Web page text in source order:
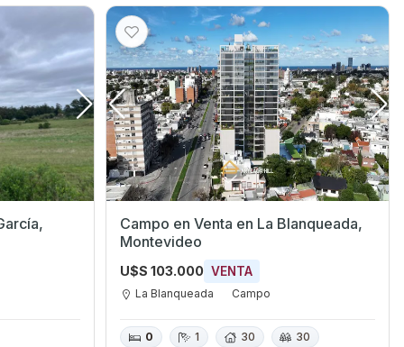
Campo en Venta en La Blanqueada,
Montevideo
U$S 103.000 VENTA
La Blanqueada Campo
0 1 30 30